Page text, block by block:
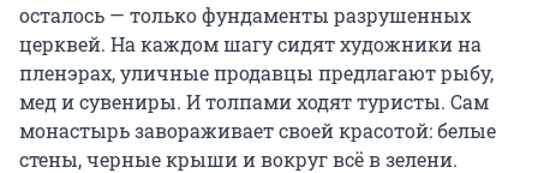
осталось — только фундаменты разрушенных
церквей. На каждом шагу сидят художники на
пленэрах, уличные продавцы предлагают рыбу,
мед и сувениры. И толпами ходят туристы. Сам
монастырь завораживает своей красотой: белые
стены, черные крыши и вокруг всё в зелени.